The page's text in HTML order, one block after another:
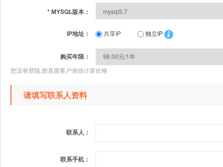
*MYSQL版本：
IP地址： 共享IP 独立IP
购买年限：
您没有登陆,按直接客户身份计算价格
请填写联系人资料
联系人：
联系手机：